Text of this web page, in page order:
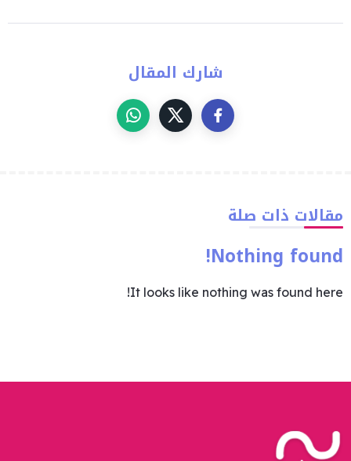
شارك المقال
مقالات ذات صلة
Nothing found!
It looks like nothing was found here!